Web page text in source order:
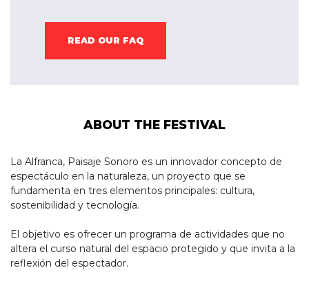
ABOUT THE FESTIVAL
La Alfranca, Paisaje Sonoro es un innovador concepto de
espectáculo en la naturaleza, un proyecto que se
fundamenta en tres elementos principales: cultura,
sostenibilidad y tecnología.
El objetivo es ofrecer un programa de actividades que no
altera el curso natural del espacio protegido y que invita a la
reflexión del espectador.
READ OUR FAQ